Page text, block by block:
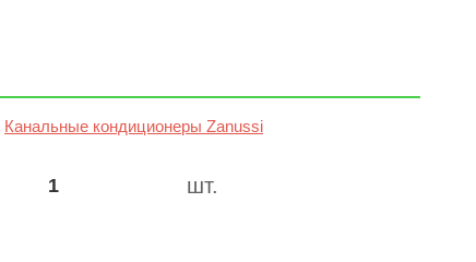
Канальные кондиционеры Zanussi
шт.